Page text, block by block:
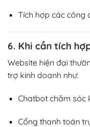
Tích hợp các công
6. Khi cần tích
Website hiện đại
trợ kinh doanh như:
Chatbot chăm sóc
Cổng thanh toán